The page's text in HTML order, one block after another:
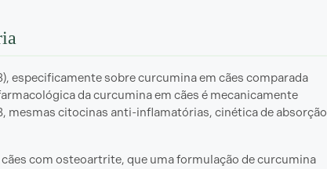
especificamente sobre curcumina em cães comparada
da curcumina em cães é mecanicamente
mesmas citocinas anti-inflamatórias, cinética de absorção
com osteoartrite, que uma formulação de curcumina